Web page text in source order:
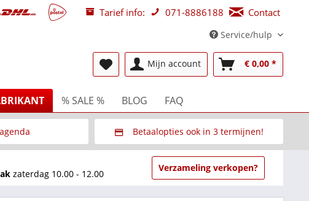
Tarief info: 071-8886188 Contact
Service/hulp
Mijn account € 0,00 *
% SALE % BLOG FAQ
Betaalopties ook in 3 termijnen!
Via Multisafepay (veilig via SSL)
zaterdag 10.00 - 12.00
Verzameling verkopen?